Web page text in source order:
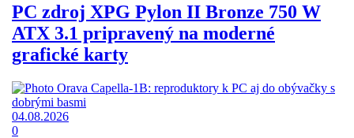
PC zdroj XPG Pylon II Bronze 750 W
ATX 3.1 pripravený na moderné
grafické karty
04.08.2026
0